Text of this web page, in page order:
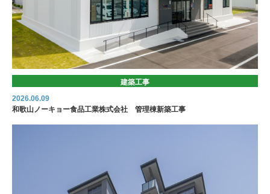
建築工事
2026.06.09
和歌山ノーキョー食品工業株式会社 管理棟新築工事